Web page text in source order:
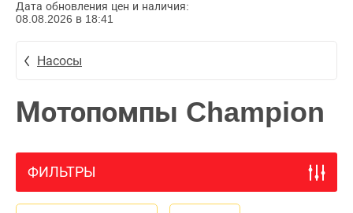
Дата обновления цен и наличия:
08.08.2026 в 18:41
Насосы
Мотопомпы Champion
ФИЛЬТРЫ